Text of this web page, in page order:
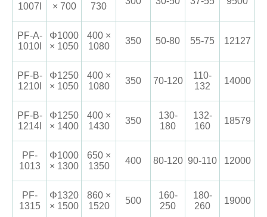
1007I
× 700
730
PF-A-
1010I
Φ1000
× 1050
400 ×
1080
350 50-80 55-75 12127
PF-B-
1210I
Φ1250
× 1050
400 ×
1080
350 70-120
110-
132
14000
PF-B-
1214I
Φ1250
× 1400
400 ×
1430
350
130-
180
132-
160
18579
PF-
1013
Φ1000
× 1300
650 ×
1350
400 80-120 90-110 12000
PF-
1315
Φ1320
× 1500
860 ×
1520
500
160-
250
180-
260
19000